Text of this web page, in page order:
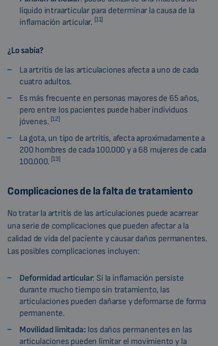
líquido intraarticular para determinar la causa de la
inflamación articular. [11]
¿Lo sabía?
La artritis de las articulaciones afecta a uno de cada
cuatro adultos.
Es más frecuente en personas mayores de 65 años,
pero entre los pacientes puede haber individuos
jóvenes. [12]
La gota, un tipo de artritis, afecta aproximadamente a
200 hombres de cada 100.000 y a 68 mujeres de cada
100.000. [13]
Complicaciones de la falta de tratamiento
No tratar la artritis de las articulaciones puede acarrear
una serie de complicaciones que pueden afectar a la
calidad de vida del paciente y causar daños permanentes.
Las posibles complicaciones incluyen:
Deformidad articular: Si la inflamación persiste
durante mucho tiempo sin tratamiento, las
articulaciones pueden dañarse y deformarse de forma
permanente.
Movilidad limitada: los daños permanentes en las
articulaciones pueden limitar el movimiento y la